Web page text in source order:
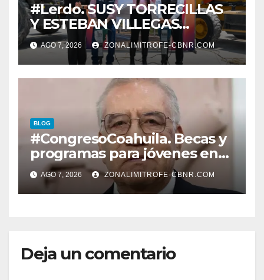
#Lerdo. SUSY TORRECILLAS
Y ESTEBAN VILLEGAS
ENTREGAN TÍTULOS DE
PROPIEDAD A FAMILIAS
LERDENSES Y DAN
ARRANQUE A LA
CONSTRUCCIÓN DE DOMO
EN CARLOS REAL*
AGO 7, 2026 ZONALIMITROFE-CBNR.COM
BLOG
#CongresoCoahuila. Becas y
programas para jóvenes en
áreas agropecuarias, plantea
Raúl Onofre
AGO 7, 2026 ZONALIMITROFE-CBNR.COM
Deja un comentario